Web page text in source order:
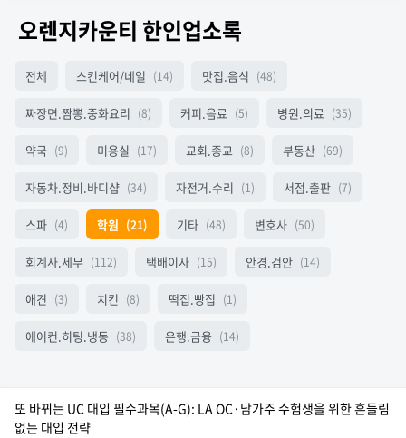
오렌지카운티 한인업소록
전체 스킨케어/네일 (14) 맛집.음식 (48)
짜장면.짬뽕.중화요리 (8) 커피.음료 (5) 병원.의료 (35)
약국 (9) 미용실 (17) 교회.종교 (8) 부동산 (69)
자동차.정비.바디샵 (34) 자전거.수리 (1) 서점.출판 (7)
스파 (4) 학원 (21) 기타 (48) 변호사 (50)
회계사.세무 (112) 택배이사 (15) 안경.검안 (14)
애견 (3) 치킨 (8) 떡집.빵집 (1)
에어컨.히팅.냉동 (38) 은행.금융 (14)
또 바뀌는 UC 대입 필수과목(A-G): LA OC·남가주 수험생을 위한 흔들림
없는 대입 전략